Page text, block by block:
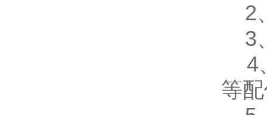
2
3
4
等